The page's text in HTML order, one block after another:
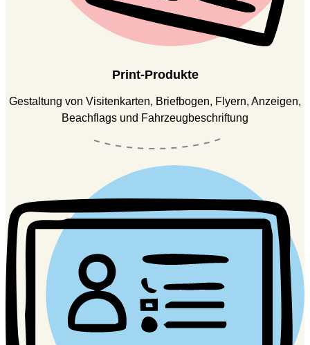
Print-Produkte
Gestaltung von Visitenkarten, Briefbogen, Flyern, Anzeigen,
Beachflags und Fahrzeugbeschriftung